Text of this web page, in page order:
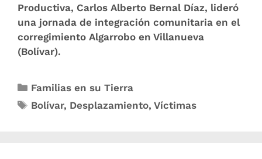
Productiva, Carlos Alberto Bernal Díaz, lideró
una jornada de integración comunitaria en el
corregimiento Algarrobo en Villanueva
(Bolívar).
Familias en su Tierra
Bolívar, Desplazamiento,Víctimas